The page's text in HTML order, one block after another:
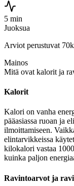
5 min
Juoksua
Arviot perustuvat
Mainos
Mitä ovat kalorit ja
Kalorit
Kalori on vanha
pääasiassa ruoan ja
ilmoittamiseen.
elintarvikkeissa
kilokalori vastaa
kuinka paljon
Ravintoarvot ja